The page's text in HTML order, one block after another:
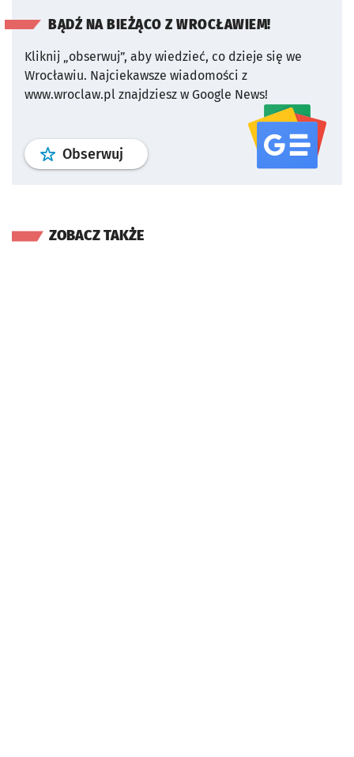
BĄDŹ NA BIEŻĄCO Z WROCŁAWIEM!
Kliknij „obserwuj”, aby wiedzieć, co dzieje się we
Wrocławiu. Najciekawsze wiadomości z
www.wroclaw.pl znajdziesz w Google News!
Obserwuj profil serwisu
ZOBACZ TAKŻE